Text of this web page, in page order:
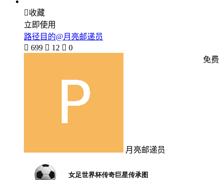
收藏
立即使用
路径目的@月亮邮递员
 699  12  0
月亮邮递员
免费